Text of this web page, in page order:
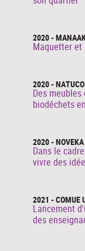
2020 -
Maquetter
2020 - NATUCO
Des
biodéchets
2020 - NOVEKA
Dans le
vivre des
2021 - COMUE
Lancement
des